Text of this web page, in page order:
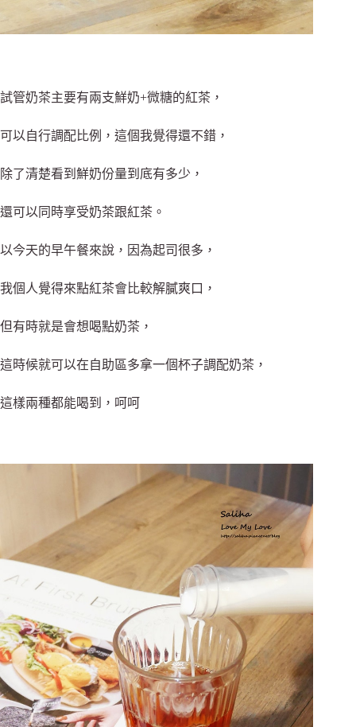
試管奶茶主要有兩支鮮奶+微糖的紅茶，
可以自行調配比例，這個我覺得還不錯，
除了清楚看到鮮奶份量到底有多少，
還可以同時享受奶茶跟紅茶。
以今天的早午餐來說，因為起司很多，
我個人覺得來點紅茶會比較解膩爽口，
但有時就是會想喝點奶茶，
這時候就可以在自助區多拿一個杯子調配奶茶，
這樣兩種都能喝到，呵呵